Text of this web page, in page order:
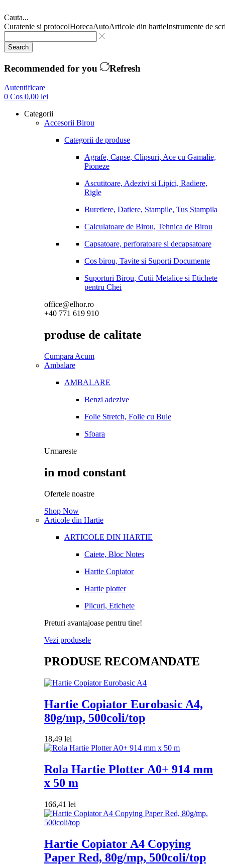
Cauta...
Curatenie si protocolHorecaAutoArticole din hartieInstrumente de
Search
Recommended for you Refresh
Autentificare
0 Cos 0,00 lei
Categorii
Accesorii Birou
Categorii de produse
Agrafe, Capse, Clipsuri, Ace cu Gamalie,
Pioneze
Ascutitoare, Adezivi si Lipici, Radiere,
Rigle
Buretiere, Datiere, Stampile, Tus Stampila
Calculatoare de Birou, Tehnica de Birou
Capsatoare, perforatoare si decapsatoare
Cos birou, Tavite si Suporti Documente
Suporturi Birou, Cutii Metalice si Etichete
pentru Chei
office@elhor.ro
+40 771 619 910
produse de calitate
Cumpara Acum
Ambalare
AMBALARE
Benzi adezive
Folie Stretch, Folie cu Bule
Sfoara
Urmareste
in mod constant
Ofertele noastre
Shop Now
Articole din Hartie
ARTICOLE DIN HARTIE
Caiete, Bloc Notes
Hartie Copiator
Hartie plotter
Plicuri, Etichete
Preturi avantajoase pentru tine!
Vezi produsele
PRODUSE RECOMANDATE
Hartie Copiator Eurobasic A4,
80g/mp, 500coli/top
18,49 lei
Rola Hartie Plotter A0+ 914 mm
x 50 m
166,41 lei
Hartie Copiator A4 Copying
Paper Red, 80g/mp, 500coli/top